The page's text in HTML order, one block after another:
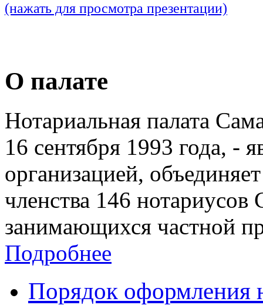
(нажать для просмотра презентации)
О палате
Нотариальная палата
16 сентября 1993 года, -
организацией,
членства 146 нотариусов
занимающихся частной
Подробнее
Порядок оформления